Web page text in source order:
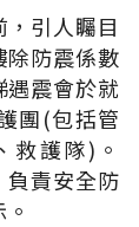
引人矚目
除防震係數
遇震會於就
團(包括管
救護隊)。
負責安全防